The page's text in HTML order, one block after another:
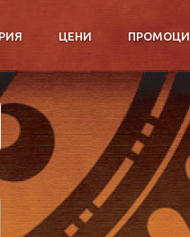
ЦЕНИ